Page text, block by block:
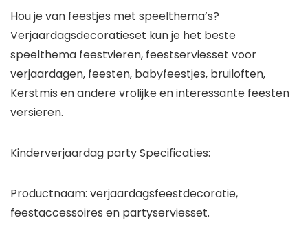
Hou je van feestjes met speelthema’s?
Verjaardagsdecoratieset kun je het beste
speelthema feestvieren, feestserviesset voor
verjaardagen, feesten, babyfeestjes, bruiloften,
Kerstmis en andere vrolijke en interessante feesten
versieren.
Kinderverjaardag party Specificaties:
Productnaam: verjaardagsfeestdecoratie,
feestaccessoires en partyserviesset.